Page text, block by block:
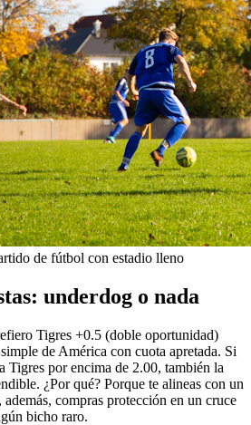
de fútbol con estadio lleno
underdog o nada
Tigres +0.5 (doble oportunidad)
de América con cuota apretada. Si
Tigres por encima de 2.00, también la
¿Por qué? Porque te alineas con un
compras protección en un cruce
bicho raro.